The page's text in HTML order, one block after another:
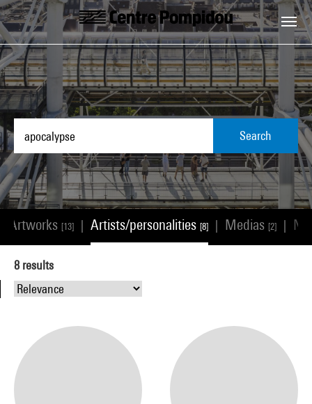
Skip to main content
Centre Pompidou
Search
Artworks [13] Artists/personalities [8] Medias [2]
8 results